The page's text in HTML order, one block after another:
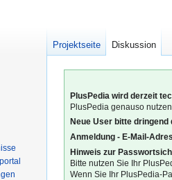
PlusPedia wird derzeit
PlusPedia genauso
Neue User bitte dringend
Anmeldung - E-Mail-
Hinweis zur
Bitte nutzen Sie Ihr
Wenn Sie Ihr PlusPedia-
Projektseite Diskussion